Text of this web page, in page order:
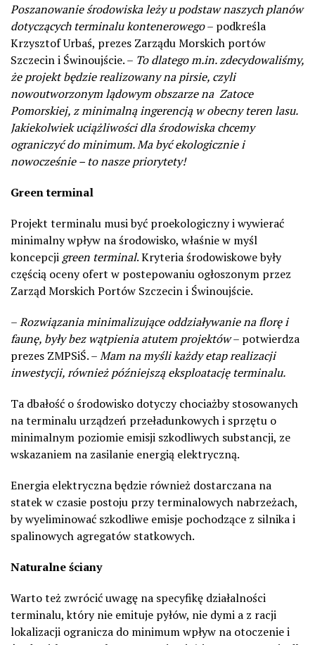
Poszanowanie środowiska leży u podstaw naszych planów
dotyczących terminalu kontenerowego– podkreśla
Krzysztof Urbaś, prezes Zarządu Morskich portów
Szczecin i Świnoujście. – To dlatego m.in. zdecydowaliśmy,
że projekt będzie realizowany na pirsie, czyli
nowoutworzonym lądowym obszarze na Zatoce
Pomorskiej, z minimalną ingerencją w obecny teren lasu.
Jakiekolwiek uciążliwości dla środowiska chcemy
ograniczyć do minimum. Ma być ekologicznie i
nowocześnie – to nasze priorytety!
Green terminal
Projekt terminalu musi być proekologiczny i wywierać
minimalny wpływ na środowisko, właśnie w myśl
koncepcji green terminal. Kryteria środowiskowe były
częścią oceny ofert w postepowaniu ogłoszonym przez
Zarząd Morskich Portów Szczecin i Świnoujście.
–Rozwiązania minimalizujące oddziaływanie na florę i
faunę, były bez wątpienia atutem projektów– potwierdza
prezes ZMPSiŚ. –Mam na myśli każdy etap realizacji
inwestycji, również późniejszą eksploatację terminalu.
Ta dbałość o środowisko dotyczy chociażby stosowanych
na terminalu urządzeń przeładunkowych i sprzętu o
minimalnym poziomie emisji szkodliwych substancji, ze
wskazaniem na zasilanie energią elektryczną.
Energia elektryczna będzie również dostarczana na
statek w czasie postoju przy terminalowych nabrzeżach,
by wyeliminować szkodliwe emisje pochodzące z silnika i
spalinowych agregatów statkowych.
Naturalne ściany
Warto też zwrócić uwagę na specyfikę działalności
terminalu, który nie emituje pyłów, nie dymi a z racji
lokalizacji ogranicza do minimum wpływ na otoczenie i